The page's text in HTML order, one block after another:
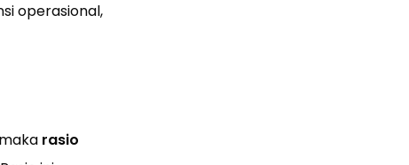
operasional,
rasio